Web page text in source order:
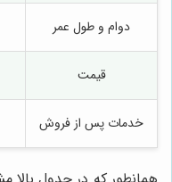
دوام و طول عمر
قیمت
خدمات پس از فروش